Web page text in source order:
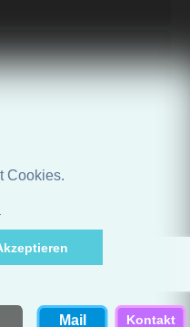
Cookies.
Alle Rechte vorbehalten
Mail Kontakt